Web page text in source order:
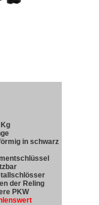
in schwarz
der Reling
PKW